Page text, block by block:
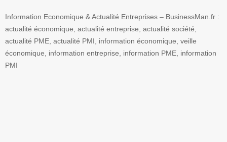
Information Economique & Actualité Entreprises – BusinessMan.fr :
actualité économique, actualité entreprise, actualité société,
actualité PME, actualité PMI, information économique, veille
économique, information entreprise, information PME, information
PMI